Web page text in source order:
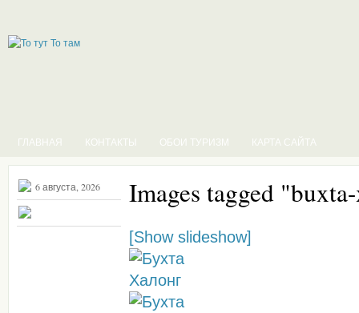
ГЛАВНАЯ КОНТАКТЫ ОБОИ ТУРИЗМ КАРТА САЙТА
6 августа, 2026 Images tagged
[Show slideshow]